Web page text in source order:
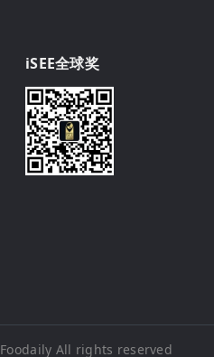
iSEE全球奖
Foodaily All rights reserved